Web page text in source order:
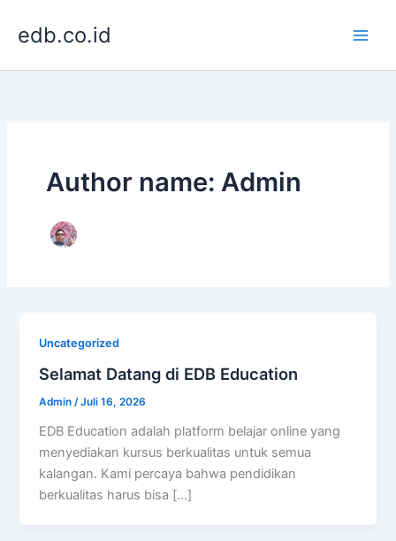
edb.co.id
Author name: Admin
Uncategorized
Selamat Datang di EDB Education
Admin/Juli 16, 2026
EDB Education adalah platform belajar online yang
menyediakan kursus berkualitas untuk semua
kalangan. Kami percaya bahwa pendidikan
berkualitas harus bisa […]